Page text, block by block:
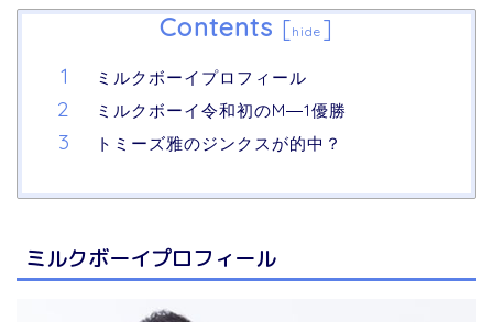
Contents [hide ]
ミルクボーイプロフィール
ミルクボーイ令和初のM―1優勝
トミーズ雅のジンクスが的中？
ミルクボーイプロフィール